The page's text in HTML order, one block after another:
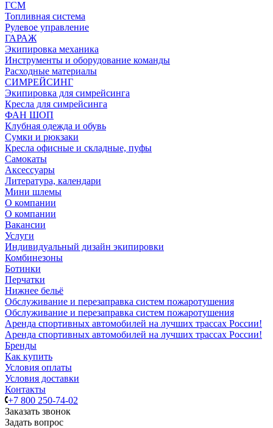
ГСМ
Топливная система
Рулевое управление
ГАРАЖ
Экипировка механика
Инструменты и оборудование команды
Расходные материалы
СИМРЕЙСИНГ
Экипировка для симрейсинга
Кресла для симрейсинга
ФАН ШОП
Клубная одежда и обувь
Сумки и рюкзаки
Кресла офисные и складные, пуфы
Самокаты
Аксессуары
Литература, календари
Мини шлемы
О компании
О компании
Вакансии
Услуги
Индивидуальный дизайн экипировки
Комбинезоны
Ботинки
Перчатки
Нижнее бельё
Обслуживание и перезаправка систем пожаротушения
Обслуживание и перезаправка систем пожаротушения
Аренда спортивных автомобилей на лучших трассах России!
Аренда спортивных автомобилей на лучших трассах России!
Бренды
Как купить
Условия оплаты
Условия доставки
Контакты
+7 800 250-74-02
Заказать звонок
Задать вопрос